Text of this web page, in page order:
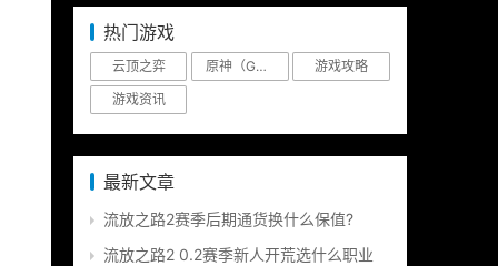
热门游戏
云顶之弈 原神（Genshin Impact）
游戏攻略
游戏资讯
最新文章
流放之路2赛季后期通货换什么保值?
流放之路2 0.2赛季新人开荒选什么职业